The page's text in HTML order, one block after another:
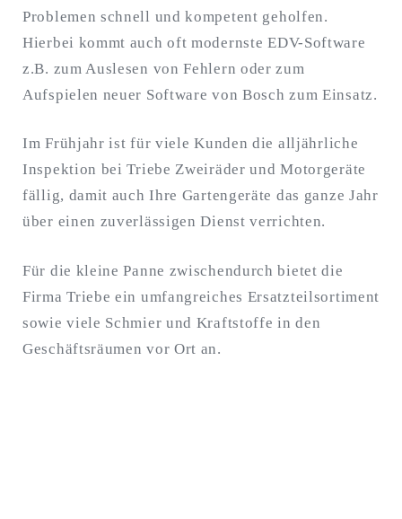
Problemen schnell und kompetent geholfen.
Hierbei kommt auch oft modernste EDV-Software
z.B. zum Auslesen von Fehlern oder zum
Aufspielen neuer Software von Bosch zum Einsatz.
Im Frühjahr ist für viele Kunden die alljährliche
Inspektion bei Triebe Zweiräder und Motorgeräte
fällig, damit auch Ihre Gartengeräte das ganze Jahr
über einen zuverlässigen Dienst verrichten.
Für die kleine Panne zwischendurch bietet die
Firma Triebe ein umfangreiches Ersatzteilsortiment
sowie viele Schmier und Kraftstoffe in den
Geschäftsräumen vor Ort an.